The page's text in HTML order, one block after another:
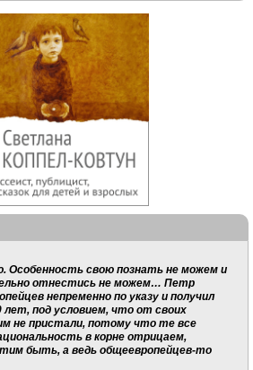
Особенность свою познать не можем и
отнестись не можем… Петр
непременно по указу и получил
лет, под условием, что от своих
не пристали, потому что те все
в корне отрицаем,
быть, а ведь общеевропейцев‑то